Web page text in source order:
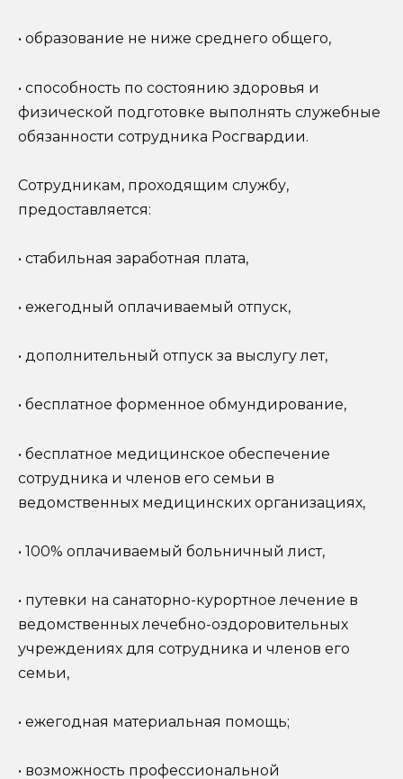
• образование не ниже среднего общего,
• способность по состоянию здоровья и
физической подготовке выполнять служебные
обязанности сотрудника Росгвардии.
Сотрудникам, проходящим службу,
предоставляется:
• стабильная заработная плата,
• ежегодный оплачиваемый отпуск,
• дополнительный отпуск за выслугу лет,
• бесплатное форменное обмундирование,
• бесплатное медицинское обеспечение
сотрудника и членов его семьи в
ведомственных медицинских организациях,
• 100% оплачиваемый больничный лист,
• путевки на санаторно-курортное лечение в
ведомственных лечебно-оздоровительных
учреждениях для сотрудника и членов его
семьи,
• ежегодная материальная помощь;
• возможность профессиональной